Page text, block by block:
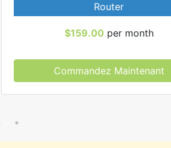
Router
$159.00 per month
Commandez Maintenant